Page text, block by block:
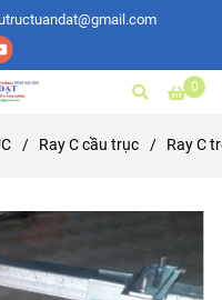
0
/ Ray C cầu trục / Ray C